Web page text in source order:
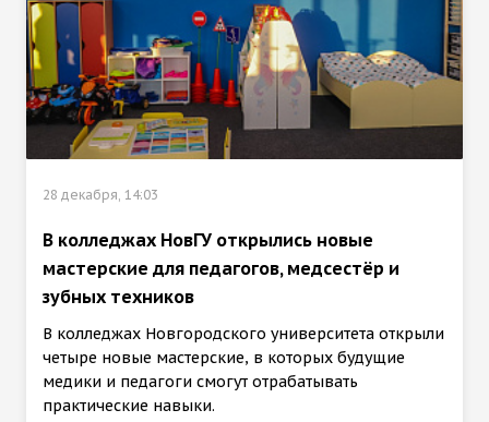
28 декабря, 14:03
В колледжах НовГУ открылись новые
мастерские для педагогов, медсестёр и
зубных техников
В колледжах Новгородского университета открыли
четыре новые мастерские, в которых будущие
медики и педагоги смогут отрабатывать
практические навыки.